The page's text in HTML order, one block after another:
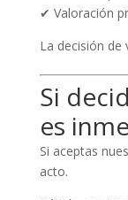
✔ Valoración
La decisión de
Si
es
Si aceptas
acto.